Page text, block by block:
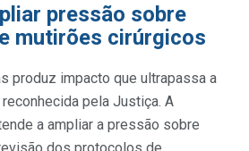
pressão sobre
mutirões cirúrgicos
produz impacto que ultrapassa a
pela Justiça. A
a ampliar a pressão sobre